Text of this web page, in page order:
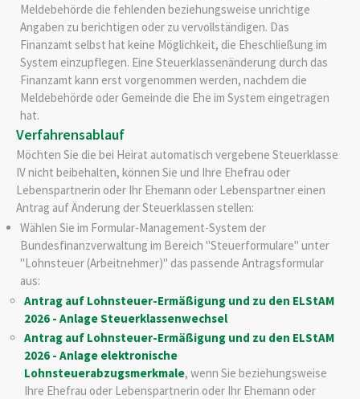
Meldebehörde die fehlenden beziehungsweise unrichtige
Angaben zu berichtigen oder zu vervollständigen. Das
Finanzamt selbst hat keine Möglichkeit, die Eheschließung im
System einzupflegen. Eine Steuerklassenänderung durch das
Finanzamt kann erst vorgenommen werden, nachdem die
Meldebehörde oder Gemeinde die Ehe im System eingetragen
hat.
Verfahrensablauf
Möchten Sie die bei Heirat automatisch vergebene Steuerklasse
IV nicht beibehalten, können Sie und Ihre Ehefrau oder
Lebenspartnerin oder Ihr Ehemann oder Lebenspartner einen
Antrag auf Änderung der Steuerklassen stellen:
Wählen Sie im Formular-Management-System der
Bundesfinanzverwaltung im Bereich "Steuerformulare" unter
"Lohnsteuer (Arbeitnehmer)" das passende Antragsformular
aus:
Antrag auf Lohnsteuer-Ermäßigung und zu den ELStAM
2026 - Anlage Steuerklassenwechsel
Antrag auf Lohnsteuer-Ermäßigung und zu den ELStAM
2026 - Anlage elektronische
Lohnsteuerabzugsmerkmale, wenn Sie beziehungsweise
Ihre Ehefrau oder Lebenspartnerin oder Ihr Ehemann oder